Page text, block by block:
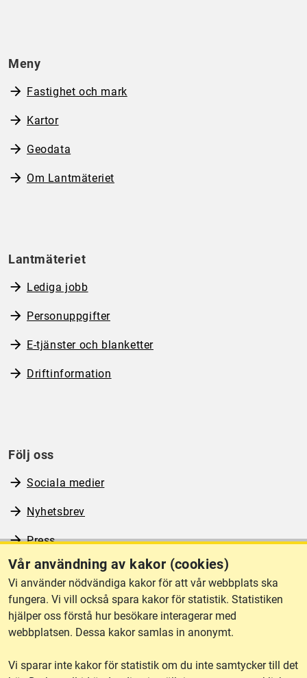
Vår användning av kakor (cookies)
Vi använder nödvändiga kakor för att vår webbplats ska
fungera. Vi vill också spara kakor för statistik. Statistiken
hjälper oss förstå hur besökare interagerar med
webbplatsen. Dessa kakor samlas in anonymt.
Vi sparar inte kakor för statistik om du inte samtycker till det
Meny
Fastighet och mark
Kartor
Geodata
Om Lantmäteriet
Lantmäteriet
Lediga jobb
Personuppgifter
E-tjänster och blanketter
Driftinformation
Följ oss
Sociala medier
Nyhetsbrev
Press
RSS
Om webbplatsen
Tillgänglighet